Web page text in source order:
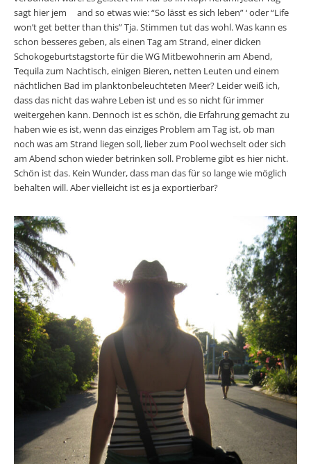
sagt hier jem and so etwas wie: “So lässt es sich leben” ‘ oder “Life
won’t get better than this” Tja. Stimmen tut das wohl. Was kann es
schon besseres geben, als einen Tag am Strand, einer dicken
Schokogeburtstagstorte für die WG Mitbewohnerin am Abend,
Tequila zum Nachtisch, einigen Bieren, netten Leuten und einem
nächtlichen Bad im planktonbeleuchteten Meer? Leider weiß ich,
dass das nicht das wahre Leben ist und es so nicht für immer
weitergehen kann. Dennoch ist es schön, die Erfahrung gemacht zu
haben wie es ist, wenn das einziges Problem am Tag ist, ob man
noch was am Strand liegen soll, lieber zum Pool wechselt oder sich
am Abend schon wieder betrinken soll. Probleme gibt es hier nicht.
Schön ist das. Kein Wunder, dass man das für so lange wie möglich
behalten will. Aber vielleicht ist es ja exportierbar?